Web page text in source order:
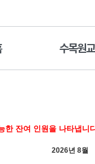
수목원
한 잔여 인원을 나타냅니
2026년 8월